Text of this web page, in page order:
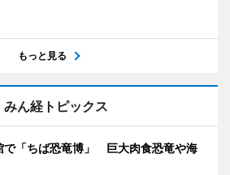
もっと見る
みん経トピックス
で「ちば恐竜博」 巨大肉食恐竜や海